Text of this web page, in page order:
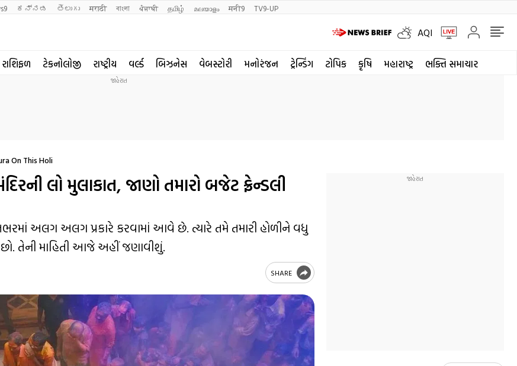
ಕನ್ನಡ తెలుగు मराठी বাংলা ਪੰਜਾਬੀ தமிழ் മലയാളം मनी9 TV9-UP
AQI
રાશિફળ ટેકનોલોજી રાષ્ટ્રીય વર્લ્ડ બિઝનેસ વેબસ્ટોરી મનોરંજન ટ્રેન્ડિંગ ટોપિક કૃષિ મહારાષ્ટ્ર ભક્તિ સમાચાર
On This Holi
લો મુલાકાત, જાણો તમારો બજેટ ફ્રેન્ડલી
અલગ અલગ પ્રકારે કરવામાં આવે છે. ત્યારે તમે તમારી હોળીને વધુ
તેની માહિતી આજે અહીં જણાવીશું.
SHARE